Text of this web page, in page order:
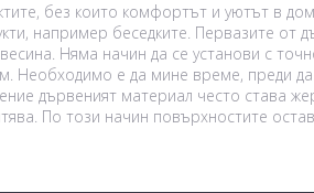
без които комфортът и уютът в
например беседките. Первазите от
Няма начин да се установи с
Необходимо е да мине време, преди
дървеният материал често става
По този начин повърхностите